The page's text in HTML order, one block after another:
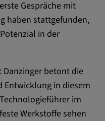
Gespräche mit
haben stattgefunden,
in der
betont die
Entwicklung in diesem
im
Werkstoffe sehen
die